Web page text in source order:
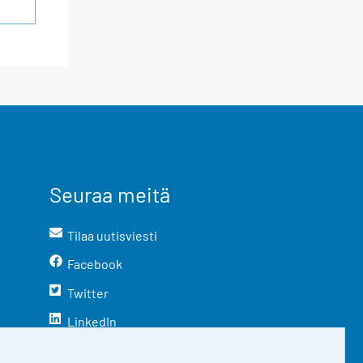
Seuraa meitä
Tilaa uutisviesti
Facebook
Twitter
LinkedIn